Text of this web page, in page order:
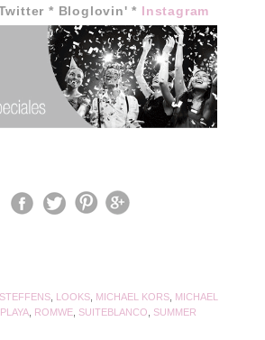
* Bloglovin'* Instagram
, LOOKS, MICHAEL KORS, MICHAEL
PLAYA ROMWE SUITEBLANCO SUMMER